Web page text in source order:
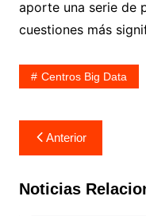
aporte una serie de
cuestiones más
Centros Big Data
Navegación
de
entradas
Anterior
Noticias